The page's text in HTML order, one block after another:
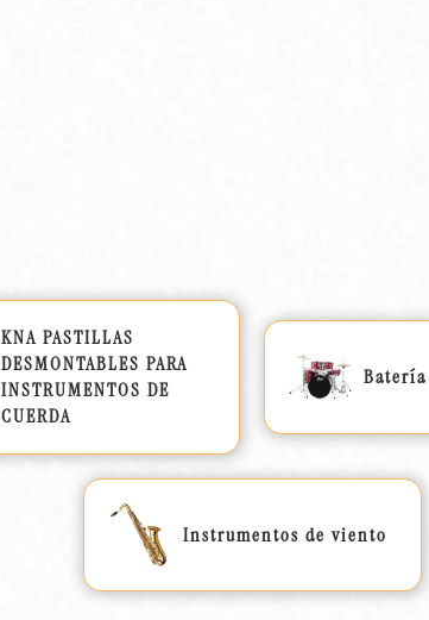
KNA PASTILLAS
DESMONTABLES PARA
INSTRUMENTOS DE
CUERDA
Batería
Instrumentos de viento